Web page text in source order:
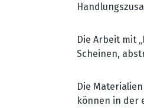
Die Arbeit mit
Scheinen,
Die
können in der